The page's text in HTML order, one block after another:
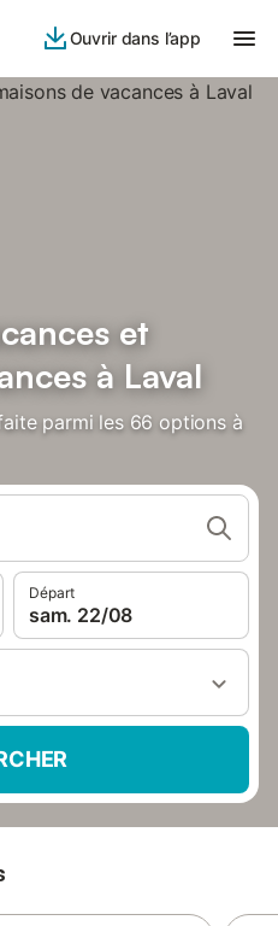
Ouvrir dans l’app
et
à Laval
parmi les 66 options à
Départ
sam. 22/08